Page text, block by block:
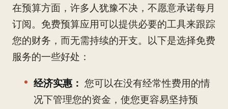
在预算方面，许多人犹豫不决，不愿意承诺每月
订阅。免费预算应用可以提供必要的工具来跟踪
您的财务，而无需持续的开支。以下是选择免费
服务的一些好处：
经济实惠： 您可以在没有经常性费用的情
况下管理您的资金，使您更容易坚持预